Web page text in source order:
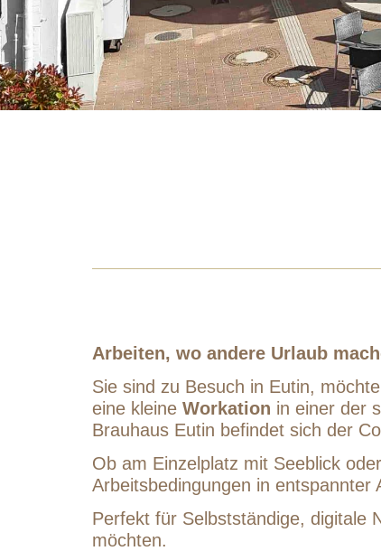
Arbeiten, wo andere Urlaub
Sie sind zu Besuch in Eutin,
eine kleine Workation in einer der
Brauhaus Eutin befindet sich der
Ob am Einzelplatz mit Seeblick
Arbeitsbedingungen in
Perfekt für Selbstständige, digitale
möchten.